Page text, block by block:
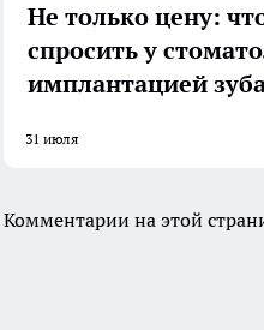
Не только цену:
спросить у
имплантацией
31 июля
Комментарии на этой